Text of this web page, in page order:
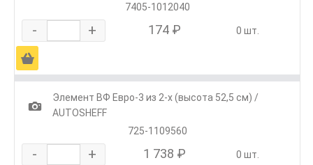
7405-1012040
- + 174 ₽ 0 шт.
Ä
1
Элемент ВФ Евро-3 из 2-х (высота 52,5 см) /
AUTOSHEFF
725-1109560
- + 1 738 ₽ 0 шт.